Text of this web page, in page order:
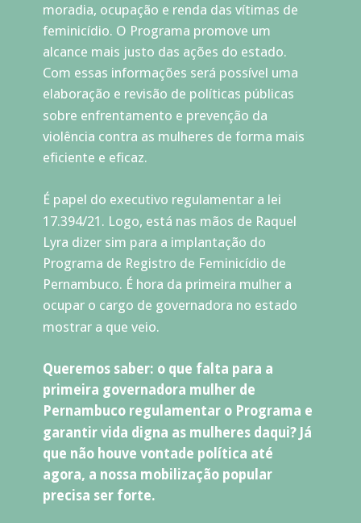
moradia, ocupação e renda das vítimas de
feminicídio. O Programa promove um
alcance mais justo das ações do estado.
Com essas informações será possível uma
elaboração e revisão de políticas públicas
sobre enfrentamento e prevenção da
violência contra as mulheres de forma mais
eficiente e eficaz.
É papel do executivo regulamentar a lei
17.394/21. Logo, está nas mãos de Raquel
Lyra dizer sim para a implantação do
Programa de Registro de Feminicídio de
Pernambuco. É hora da primeira mulher a
ocupar o cargo de governadora no estado
mostrar a que veio.
Queremos saber: o que falta para a
primeira governadora mulher de
Pernambuco regulamentar o Programa e
garantir vida digna as mulheres daqui? Já
que não houve vontade política até
agora, a nossa mobilização popular
precisa ser forte.